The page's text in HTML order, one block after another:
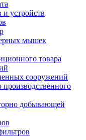
устройств
мышек
товара
сооружений
добывающей